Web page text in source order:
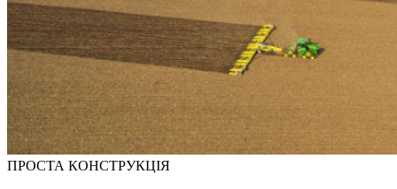
ПРОСТА КОНСТРУКЦІЯ